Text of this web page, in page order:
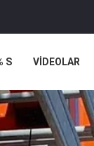
S VİDEOLAR